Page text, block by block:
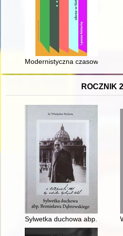
Modernistyczna czasowość i jej
ROCZNIK
Sylwetka duchowa abp.